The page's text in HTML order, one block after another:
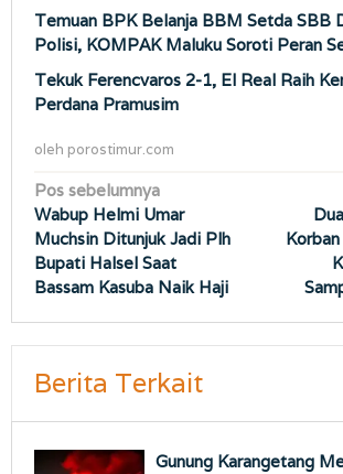
Temuan BPK Belanja BBM Setda SBB
Polisi, KOMPAK Maluku Soroti Peran
Tekuk Ferencvaros 2-1, El Real Raih
Perdana Pramusim
oleh porostimur.com
Navigasi
pos
Pos sebelumnya
Wabup Helmi Umar
Muchsin Ditunjuk Jadi Plh
Bupati Halsel Saat
Bassam Kasuba Naik Haji
Berita Terkait
Gunung Karangetang